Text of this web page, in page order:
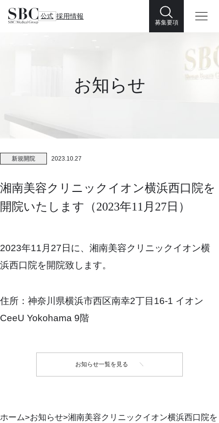
公式 採用情報
募集要項
お知らせ
新規開院 2023.10.27
湘南美容クリニックイオン横浜西口院を
開院いたします（2023年11月27日）
2023年11月27日に、湘南美容クリニックイオン横
浜西口院を開院致します。
住所：神奈川県横浜市西区南幸2丁目16-1 イオン
CeeU Yokohama 9階
お知らせ一覧を見る
ホーム お知らせ 湘南美容クリニックイオン横浜西口院を